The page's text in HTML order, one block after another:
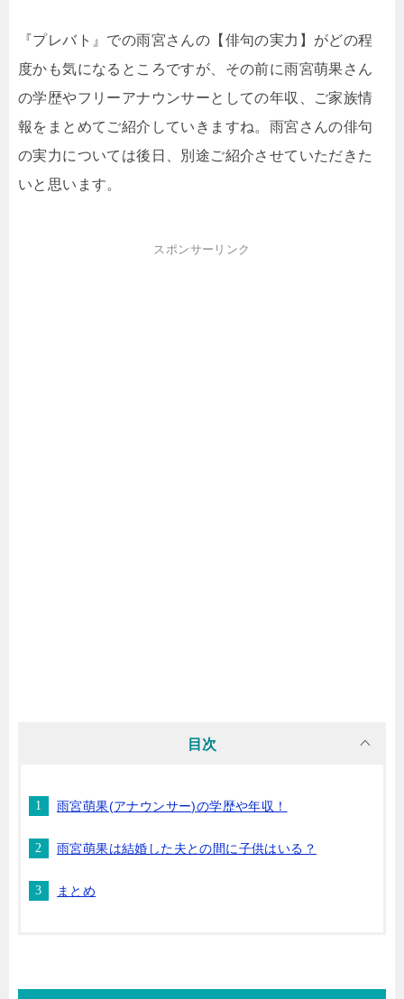
『プレバト』での雨宮さんの【俳句の実力】がどの程
度かも気になるところですが、その前に雨宮萌果さん
の学歴やフリーアナウンサーとしての年収、ご家族情
報をまとめてご紹介していきますね。雨宮さんの俳句
の実力については後日、別途ご紹介させていただきた
いと思います。
スポンサーリンク
目次
雨宮萌果(アナウンサー)の学歴や年収！
雨宮萌果は結婚した夫との間に子供はいる？
まとめ